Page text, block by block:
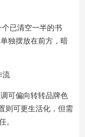
已清空一半的书
独摆放在前方，暗
流
可偏向转转品牌色
则可更生活化，但需
。